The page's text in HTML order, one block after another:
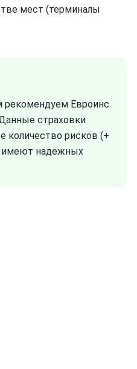
мест (терминалы
рекомендуем Евроинс
страховки
количество рисков (+
имеют надежных